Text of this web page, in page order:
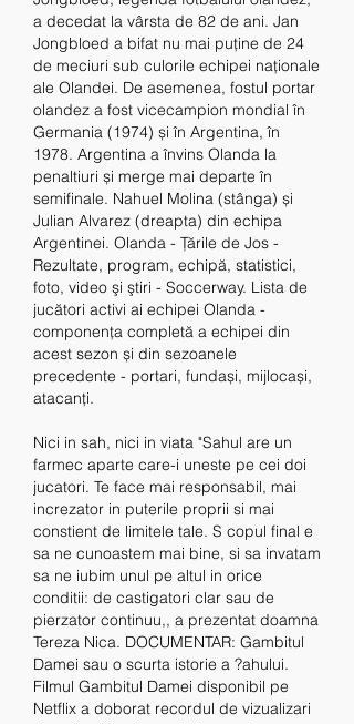
a decedat la vârsta de 82 de ani. Jan
Jongbloed a bifat nu mai puține de 24
de meciuri sub culorile echipei naționale
ale Olandei. De asemenea, fostul portar
olandez a fost vicecampion mondial în
Germania (1974) și în Argentina, în
1978. Argentina a învins Olanda la
penaltiuri și merge mai departe în
semifinale. Nahuel Molina (stânga) și
Julian Alvarez (dreapta) din echipa
Argentinei. Olanda - Țările de Jos -
Rezultate, program, echipă, statistici,
foto, video şi ştiri - Soccerway. Lista de
jucători activi ai echipei Olanda -
componența completă a echipei din
acest sezon și din sezoanele
precedente - portari, fundași, mijlocași,
atacanți.
Nici in sah, nici in viata "Sahul are un
farmec aparte care-i uneste pe cei doi
jucatori. Te face mai responsabil, mai
increzator in puterile proprii si mai
constient de limitele tale. S copul final e
sa ne cunoastem mai bine, si sa invatam
sa ne iubim unul pe altul in orice
conditii: de castigatori clar sau de
pierzator continuu,, a prezentat doamna
Tereza Nica. DOCUMENTAR: Gambitul
Damei sau o scurta istorie a ?ahului.
Filmul Gambitul Damei disponibil pe
Netflix a doborat recordul de vizualizari